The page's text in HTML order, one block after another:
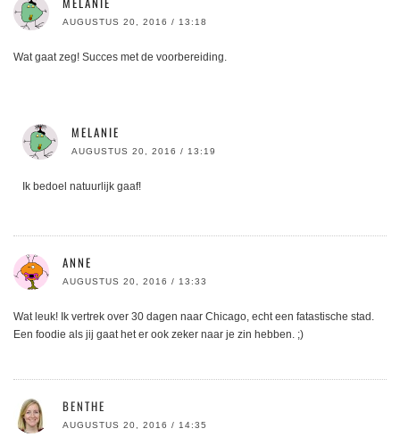
AUGUSTUS 20, 2016 / 13:18
Wat gaat zeg! Succes met de voorbereiding.
MELANIE
AUGUSTUS 20, 2016 / 13:19
Ik bedoel natuurlijk gaaf!
ANNE
AUGUSTUS 20, 2016 / 13:33
Wat leuk! Ik vertrek over 30 dagen naar Chicago, echt een fatastische stad.
Een foodie als jij gaat het er ook zeker naar je zin hebben. ;)
BENTHE
AUGUSTUS 20, 2016 / 14:35